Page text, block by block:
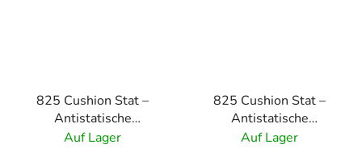
825 Cushion Stat –
Antistatische
Komfortmatte –
Auf Lager
825 Cushion Stat –
Antistatische
Komfortmatte – Grau
Auf Lager